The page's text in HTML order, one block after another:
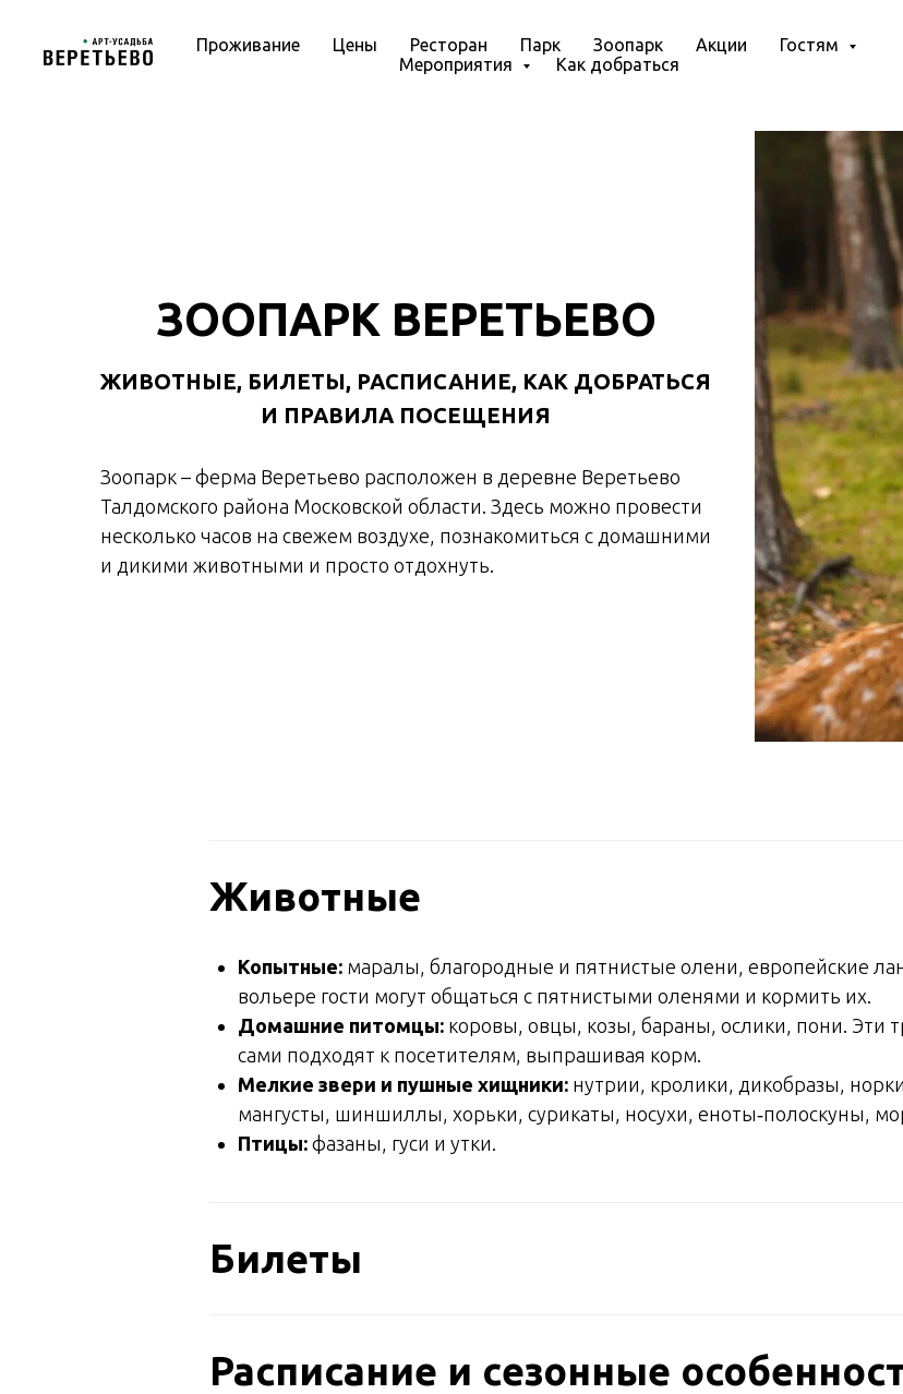
Проживание Цены Ресторан Парк Зоопарк Акции
Гостям
Мероприятия
Как добраться
ЗООПАРК ВЕРЕТЬЕВО
ЖИВОТНЫЕ, БИЛЕТЫ, РАСПИСАНИЕ, КАК ДОБРАТЬСЯ
И ПРАВИЛА ПОСЕЩЕНИЯ
Зоопарк – ферма Веретьево расположен в деревне Веретьево
Талдомского района Московской области. Здесь можно провести
несколько часов на свежем воздухе, познакомиться с домашними
и дикими животными и просто отдохнуть.
Животные
Копытные: маралы, благородные и пятнистые олени, европейские
вольере гости могут общаться с пятнистыми оленями и кормить их.
Домашние питомцы: коровы, овцы, козы, бараны, ослики, пони. Эти
сами подходят к посетителям, выпрашивая корм.
Мелкие звери и пушные хищники: нутрии, кролики, дикобразы,
мангусты, шиншиллы, хорьки, сурикаты, носухи, еноты‑полоскуны,
Птицы: фазаны, гуси и утки.
Билеты
Расписание и сезонные